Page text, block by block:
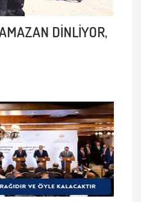
DİNLİYOR,